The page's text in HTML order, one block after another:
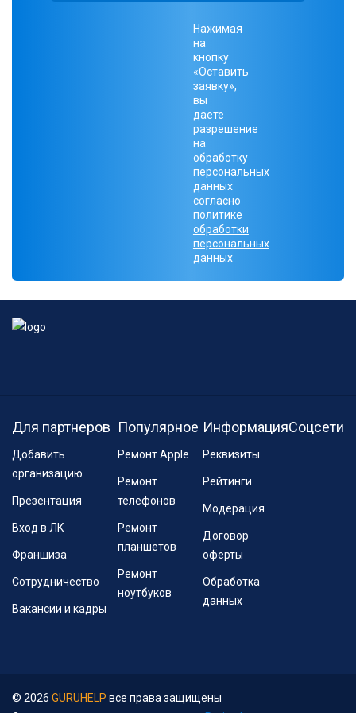
Нажимая
на
кнопку
«Оставить
заявку»,
вы
даете
разрешение
на
обработку
персональных
данных
согласно
политике
обработки
персональных
данных
Для партнеров
Добавить
организацию
Презентация
Вход в ЛК
Франшиза
Сотрудничество
Вакансии и кадры
Популярное
Ремонт Apple
Ремонт
телефонов
Ремонт
планшетов
Ремонт
ноутбуков
Информация
Реквизиты
Рейтинги
Модерация
Договор
оферты
Обработка
данных
Соцсети
© 2026 GURUHELP все права защищены